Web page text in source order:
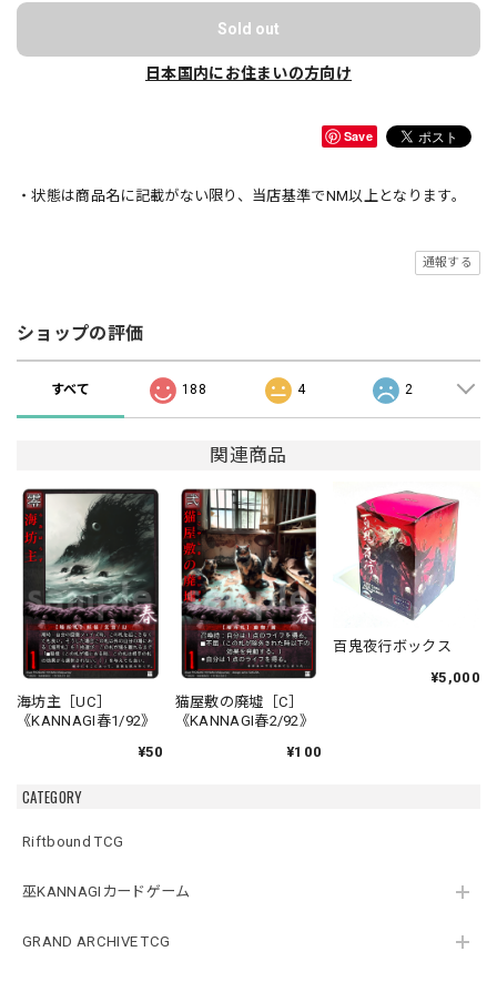
CATEGORY
Riftbound TCG
巫KANNAGIカードゲーム
GRAND ARCHIVE TCG
Sold out
日本国内にお住まいの方向け
Save
・状態は商品名に記載がない限り、当店基準でNM以上となります。
通報する
ショップの評価
すべて 188 4 2
関連商品
海坊主［UC］
《KANNAGI春1/92》
¥50
猫屋敷の廃墟［C］
《KANNAGI春2/92》
¥100
百鬼夜行ボックス
¥5,000